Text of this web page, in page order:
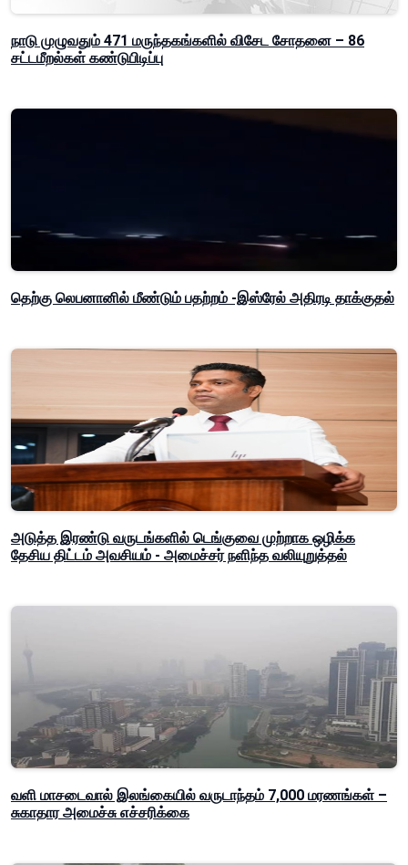
நாடு முழுவதும் 471 மருந்தகங்களில் விசேட சோதனை – 86
சட்டமீறல்கள் கண்டுபிடிப்பு
தெற்கு லெபனானில் மீண்டும் பதற்றம் -இஸ்ரேல் அதிரடி தாக்குதல்
அடுத்த இரண்டு வருடங்களில் டெங்குவை முற்றாக ஒழிக்க
தேசிய திட்டம் அவசியம் - அமைச்சர் நளிந்த வலியுறுத்தல்
வளி மாசடைவால் இலங்கையில் வருடாந்தம் 7,000 மரணங்கள் –
சுகாதார அமைச்சு எச்சரிக்கை